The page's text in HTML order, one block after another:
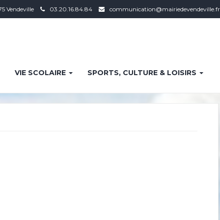
Vendeville 03.20.16.84.84 communication@mairiedevendeville.fr
VIE SCOLAIRE SPORTS, CULTURE & LOISIRS